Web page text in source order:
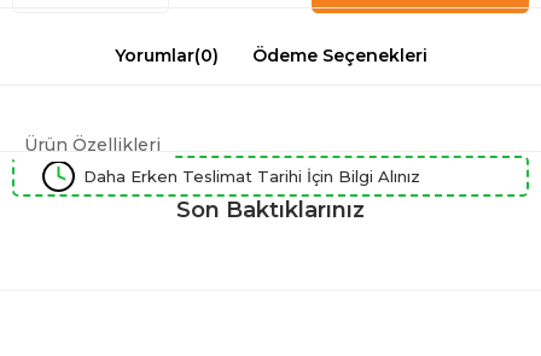
Yorumlar(0) Ödeme Seçenekleri
Ürün Özellikleri
Daha Erken Teslimat Tarihi İçin Bilgi Alınız
Son Baktıklarınız